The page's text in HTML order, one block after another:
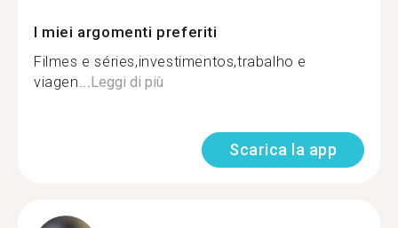
I miei argomenti preferiti
Filmes e séries,investimentos,trabalho e
viagen...Leggi di più
Scarica la app